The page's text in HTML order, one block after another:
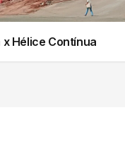
Hélice Contínua